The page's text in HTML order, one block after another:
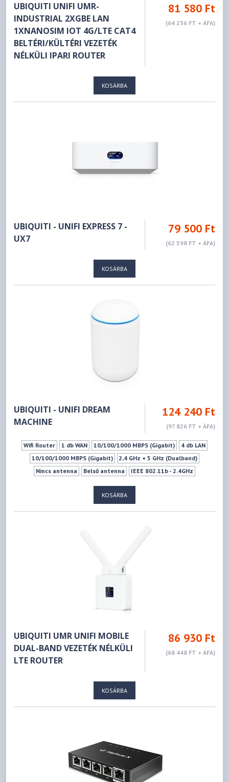
UBIQUITI UNIFI UMR-
INDUSTRIAL 2XGBE LAN
1XNANOSIM IOT 4G/LTE CAT4
BELTÉRI/KÜLTÉRI VEZETÉK
NÉLKÜLI IPARI ROUTER
81 580 Ft
(64 236 FT + ÁFA)
KOSÁRBA
UBIQUITI - UNIFI EXPRESS 7 -
UX7
79 500 Ft
(62 598 FT + ÁFA)
KOSÁRBA
UBIQUITI - UNIFI DREAM
MACHINE
124 240 Ft
(97 826 FT + ÁFA)
Wifi Router 1 db WAN 10/100/1000 MBPS (Gigabit)
4 db LAN
10/100/1000 MBPS (Gigabit)
2,4 GHz + 5 GHz (Dualband)
Nincs antenna
Belső antenna
IEEE 802.11b - 2.4GHz
IEEE 802.11ac - 5GHz
300Mbps
KOSÁRBA
UBIQUITI UMR UNIFI MOBILE
DUAL-BAND VEZETÉK NÉLKÜLI
LTE ROUTER
86 930 Ft
(68 448 FT + ÁFA)
KOSÁRBA